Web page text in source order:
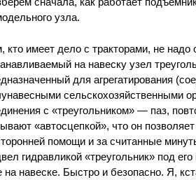
узла.
кто имеет дело с тракторами, не надо
на навеску узел
для агрегатирования
сельскохозяйственными
с «треугольником» — паз,
«автосцепкой», что он
помощи и за считанные
гидравликой «треугольник» под
на навеске. Быстро и безопасно. Я,